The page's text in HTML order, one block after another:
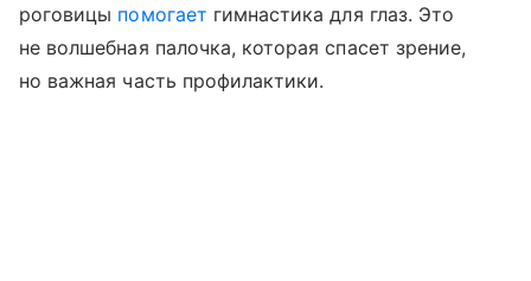
роговицы помогает гимнастика для глаз. Это
не волшебная палочка, которая спасет зрение,
но важная часть профилактики.